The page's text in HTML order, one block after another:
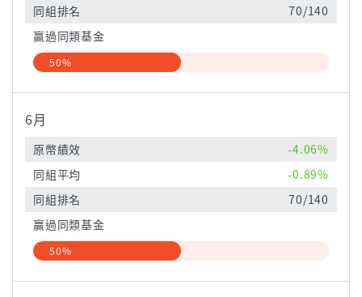
同組排名
70/140
贏過同類基金
50%
6月
原幣績效
-4.06%
同組平均
-0.89%
同組排名
70/140
贏過同類基金
50%